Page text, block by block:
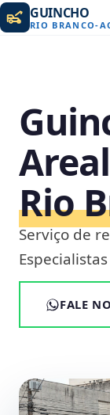
GUINCHO
RIO BRANCO-
Rio
Serviço de
FALE